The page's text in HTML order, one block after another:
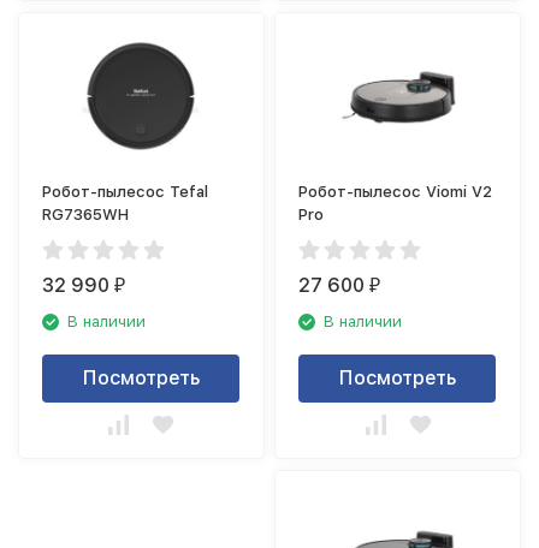
Робот-пылесос Tefal
RG7365WH
32 990₽
В наличии
Посмотреть
Робот-пылесос Viomi V2
Pro
27 600₽
В наличии
Посмотреть